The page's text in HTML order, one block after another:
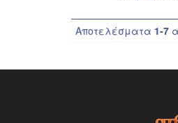
Αποτελέσματα 1-7